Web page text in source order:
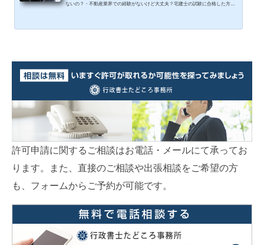
ないの？・不動産業界での経験がないけど大丈夫？宅建士の試験に合格した方
許可申請に関するご相談はお電話・メールにて承ってお
ります。また、直接のご相談や出張相談をご希望の方
も、フォームからご予約が可能です。